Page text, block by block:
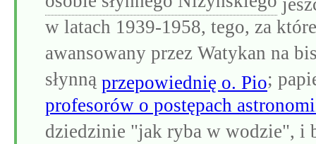
w latach 1939-1958, tego, za
awansowany przez Watykan na
słynną przepowiednię o. Pio;
profesorów o postępach
dziedzinie "jak ryba w wodzie",